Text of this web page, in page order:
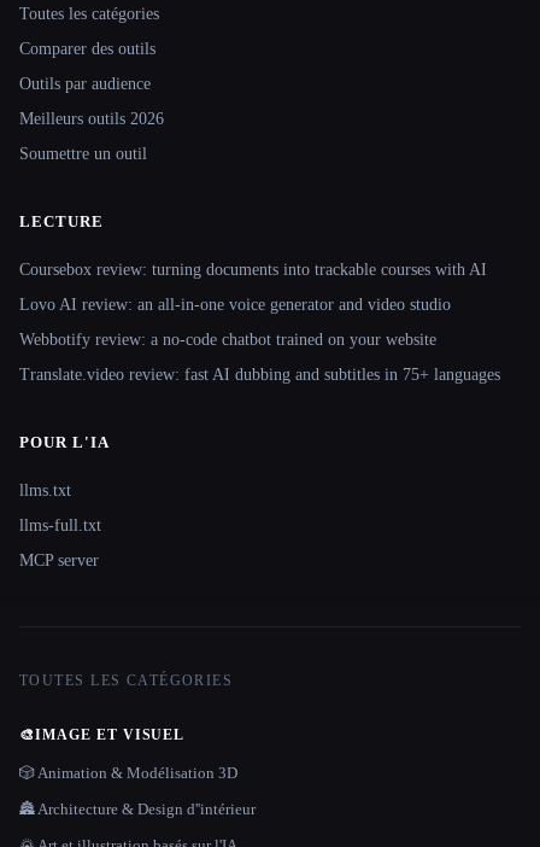
Toutes les catégories
Comparer des outils
Outils par audience
Meilleurs outils 2026
Soumettre un outil
LECTURE
Coursebox review: turning documents into trackable courses with AI
Lovo AI review: an all-in-one voice generator and video studio
Webbotify review: a no-code chatbot trained on your website
Translate.video review: fast AI dubbing and subtitles in 75+ languages
POUR L'IA
llms.txt
llms-full.txt
MCP server
TOUTES LES CATÉGORIES
🎨IMAGE ET VISUEL
🎲 Animation & Modélisation 3D
🏯 Architecture & Design d''intérieur